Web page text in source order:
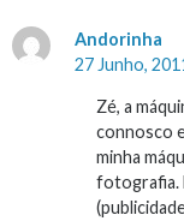
Andorinha
27 Junho,
Zé, a
connosco
minha
fotografia.